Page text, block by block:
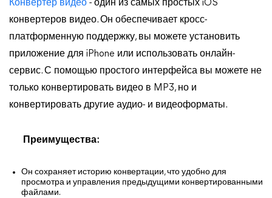
Конвертер видео - один из самых простых iOS
конвертеров видео. Он обеспечивает кросс-
платформенную поддержку, вы можете установить
приложение для iPhone или использовать онлайн-
сервис. С помощью простого интерфейса вы можете не
только конвертировать видео в MP3, но и
конвертировать другие аудио- и видеоформаты.
Преимущества:
Он сохраняет историю конвертации, что удобно для
просмотра и управления предыдущими конвертированными
файлами.